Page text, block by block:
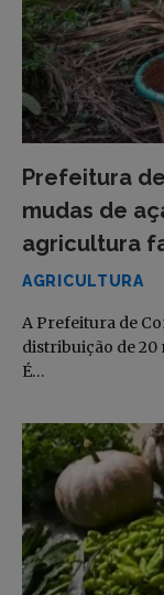
Prefeitura
mudas de
agricultura
AGRICULTURA
A Prefeitura de
distribuição de 20
É…